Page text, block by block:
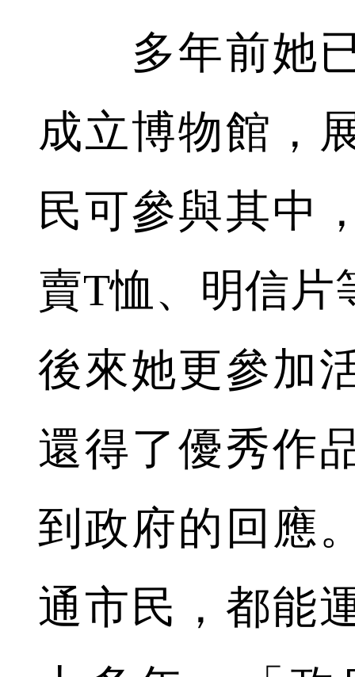
多年前她已
成立博物館，
民可參與其中
賣T恤、明信片
後來她更參加
還得了優秀作
到政府的回應
通市民，都能